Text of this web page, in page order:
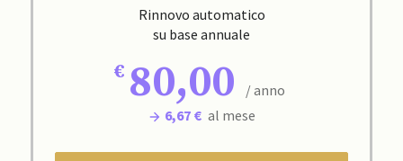
Rinnovo automatico
su base annuale
80,00
/ anno
6,67 € al mese